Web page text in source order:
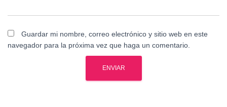
Guardar mi nombre, correo electrónico y sitio web en este
navegador para la próxima vez que haga un comentario.